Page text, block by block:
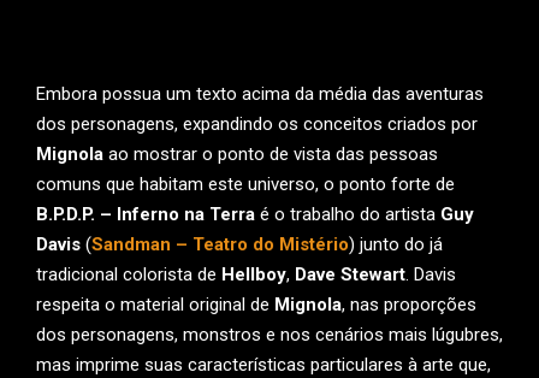
Embora possua um texto acima da média das aventuras
dos personagens, expandindo os conceitos criados por
Mignola ao mostrar o ponto de vista das pessoas
comuns que habitam este universo, o ponto forte de
B.P.D.P. – Inferno na Terra é o trabalho do artista Guy
Davis (Sandman – Teatro do Mistério) junto do já
tradicional colorista de Hellboy, Dave Stewart. Davis
respeita o material original de Mignola, nas proporções
dos personagens, monstros e nos cenários mais lúgubres,
mas imprime suas características particulares à arte que,